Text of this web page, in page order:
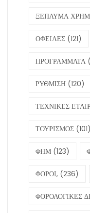
ΞΕΠΛΥΜΑ
ΟΦΕΙΛΕΣ (121)
ΠΡΟΓΡΑΜΜΑΤΑ
ΡΥΘΜΙΣΗ (120)
ΤΕΧΝΙΚΕΣ
ΤΟΥΡΙΣΜΟΣ (101)
ΦΗΜ (123)
ΦΟΡΟΙ, (236)
ΦΟΡΟΛΟΓΙΚΕΣ